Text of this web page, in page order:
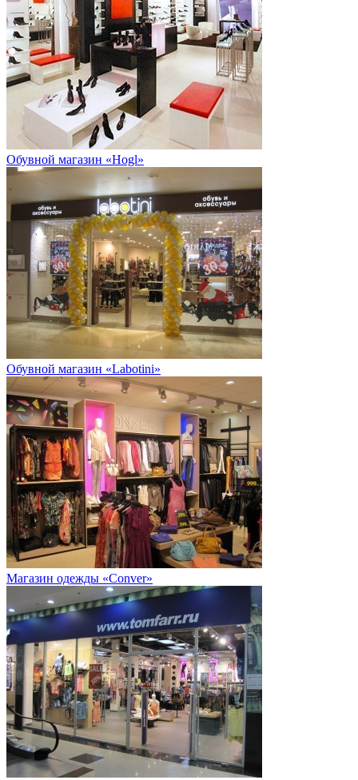
Обувной магазин «Hogl»
Обувной магазин «Labotini»
Магазин одежды «Conver»